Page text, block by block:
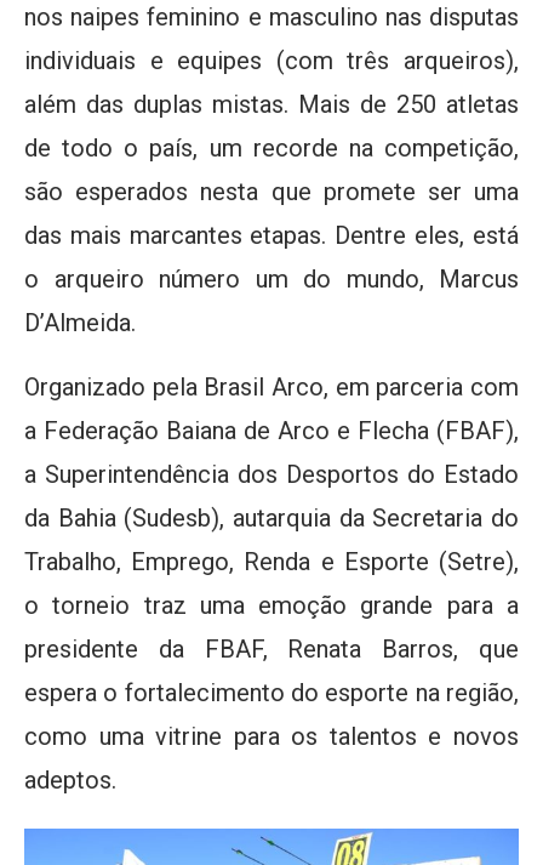
nos naipes feminino e masculino nas disputas
individuais e equipes (com três arqueiros),
além das duplas mistas. Mais de 250 atletas
de todo o país, um recorde na competição,
são esperados nesta que promete ser uma
das mais marcantes etapas. Dentre eles, está
o arqueiro número um do mundo, Marcus
D’Almeida.
Organizado pela Brasil Arco, em parceria com
a Federação Baiana de Arco e Flecha (FBAF),
a Superintendência dos Desportos do Estado
da Bahia (Sudesb), autarquia da Secretaria do
Trabalho, Emprego, Renda e Esporte (Setre),
o torneio traz uma emoção grande para a
presidente da FBAF, Renata Barros, que
espera o fortalecimento do esporte na região,
como uma vitrine para os talentos e novos
adeptos.